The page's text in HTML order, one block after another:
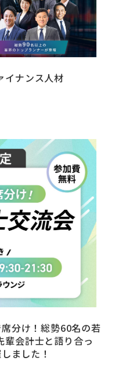
イナンス人材
分け！総勢60名の若
輩会計士と語り合っ
ました！